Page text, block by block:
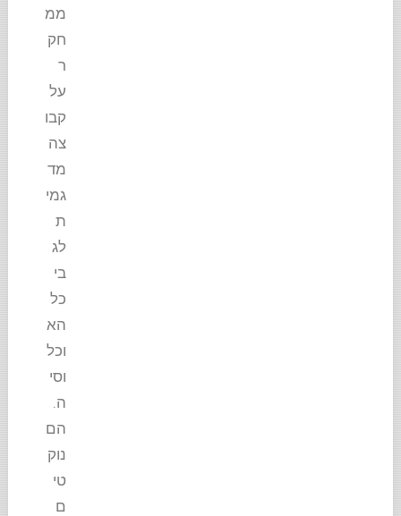
ממ
חק
ר
על
קבו
צה
מד
גמי
ת
לג
בי
כל
הא
וכל
וסי
ה.
הם
נוק
טי
ם